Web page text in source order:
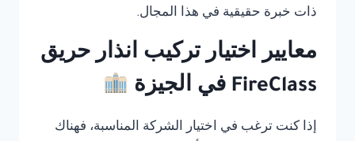
ذات خبرة حقيقية في هذا المجال.
معايير اختيار تركيب انذار حريق
FireClass في الجيزة
إذا كنت ترغب في اختيار الشركة المناسبة، فهناك